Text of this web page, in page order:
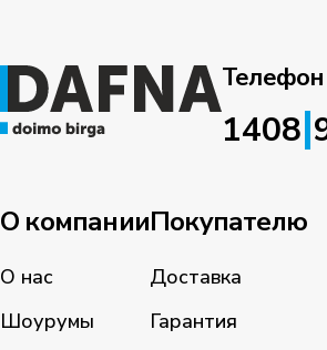
1408|
О компании
О нас
Шоурумы
Покупателю
Доставка
Гарантия